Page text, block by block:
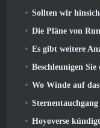
Sollten wir
Die Pläne von
Es gibt weitere Anzeichen dafür,
Beschleunigen Sie den
Wo Winde auf das
Sternentauchgang
Hoyoverse